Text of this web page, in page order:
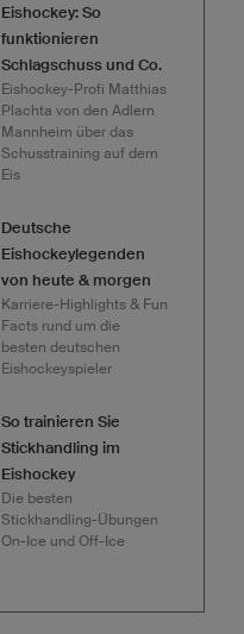
Eishockey: So
funktionieren
Schlagschuss und Co.
Eishockey-Profi Matthias
Plachta von den Adlern
Mannheim über das
Schusstraining auf dem
Eis
Deutsche
Eishockeylegenden
von heute & morgen
Karriere-Highlights & Fun
Facts rund um die
besten deutschen
Eishockeyspieler
So trainieren Sie
Stickhandling im
Eishockey
Die besten
Stickhandling-Übungen
On-Ice und Off-Ice